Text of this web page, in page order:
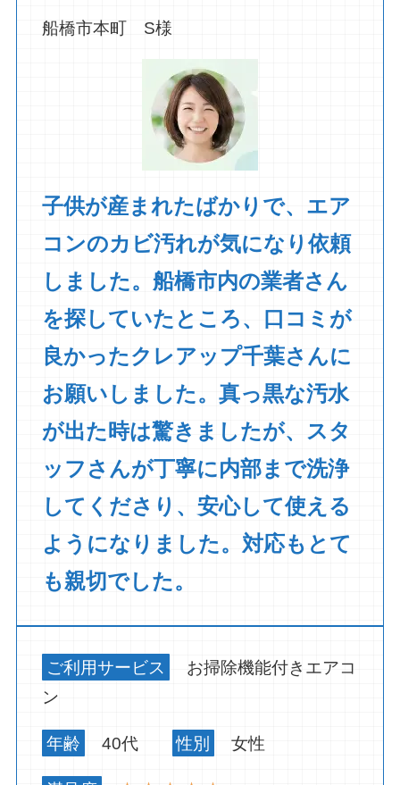
船橋市本町 S様
子供が産まれたばかりで、エア
コンのカビ汚れが気になり依頼
しました。船橋市内の業者さん
を探していたところ、口コミが
良かったクレアップ千葉さんに
お願いしました。真っ黒な汚水
が出た時は驚きましたが、スタ
ッフさんが丁寧に内部まで洗浄
してくださり、安心して使える
ようになりました。対応もとて
も親切でした。
ご利用サービス
お掃除機能付きエアコ
ン
年齢 40代 性別 女性